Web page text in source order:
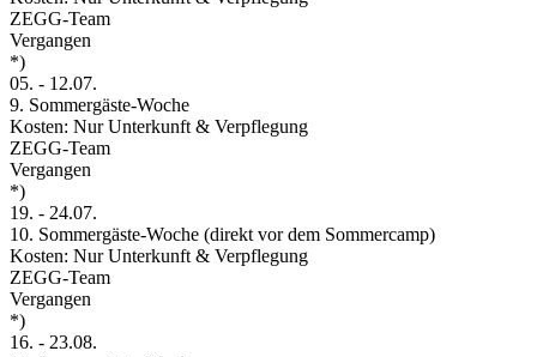
ZEGG-Team
Vergangen
*)
05. - 12.07.
9. Sommergäste-Woche
Kosten: Nur Unterkunft & Verpflegung
ZEGG-Team
Vergangen
*)
19. - 24.07.
10. Sommergäste-Woche (direkt vor dem Sommercamp)
Kosten: Nur Unterkunft & Verpflegung
ZEGG-Team
Vergangen
*)
16. - 23.08.